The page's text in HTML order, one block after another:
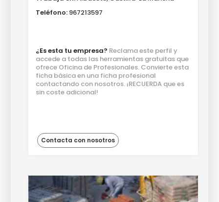
Teléfono: 967213597
¿Es esta tu empresa? Reclama este perfil y
accede a todas las herramientas gratuitas que
ofrece Oficina de Profesionales. Convierte esta
ficha básica en una ficha profesional
contactando con nosotros. ¡RECUERDA que es
sin coste adicional!
Contacta con nosotros